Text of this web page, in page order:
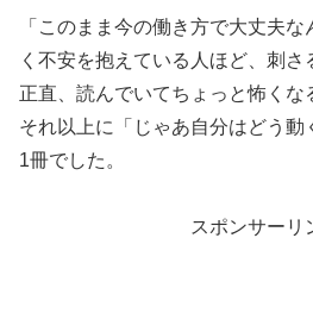
「このまま今の働き方で大丈夫
く不安を抱えている人ほど、刺さ
正直、読んでいてちょっと怖くな
それ以上に「じゃあ自分はどう動
1冊でした。
スポンサーリ